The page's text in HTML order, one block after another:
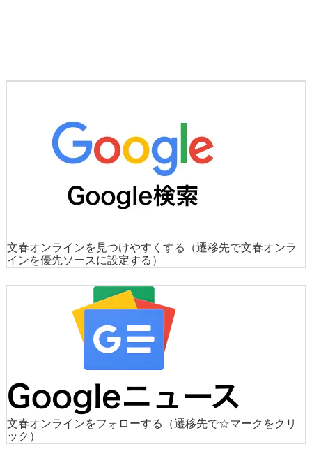
文春オンラインを見つけやすくする
（遷移先で文春オンラ
インを優先ソースに設定する）
文春オンラインをフォローする
（遷移先で☆マークをクリ
ック）